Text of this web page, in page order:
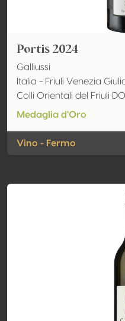
Portis 2024
Galliussi
Italia - Friuli Venezia
Colli Orientali del Friuli
Medaglia d'Oro
Vino - Fermo